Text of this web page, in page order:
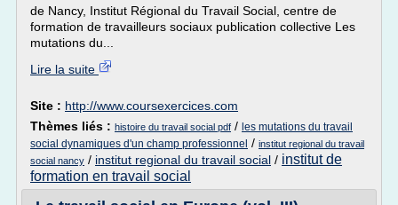
de Nancy, Institut Régional du Travail Social, centre de
formation de travailleurs sociaux publication collective Les
mutations du...
Lire la suite
Site : http://www.coursexercices.com
Thèmes liés : histoire du travail social pdf / les mutations du travail
social dynamiques d'un champ professionnel / institut regional du travail
social nancy / institut regional du travail social / institut de
formation en travail social